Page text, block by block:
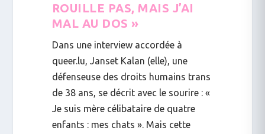
ROUILLE PAS, MAIS J’AI
MAL AU DOS »
Dans une interview accordée à
queer.lu
Janset Kalan (elle), une
défenseuse des droits humains trans
de 38 ans, se décrit avec le sourire : «
Je suis mère célibataire de quatre
enfants : mes chats ». Mais cette